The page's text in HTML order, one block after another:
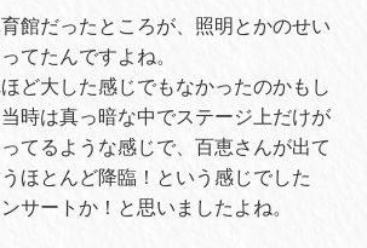
館だったところが、照明とかのせい
てたんですよね。
ど大した感じでもなかったのかもし
時は真っ暗な中でステージ上だけが
てるような感じで、百恵さんが出て
ほとんど降臨！という感じでした
サートか！と思いましたよね。